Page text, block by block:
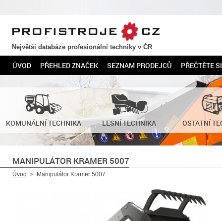
PROFISTROJE.CZ
Největší databáze profesionální techniky v ČR
ÚVOD PŘEHLED ZNAČEK SEZNAM PRODEJCŮ PŘEČTĚTE SI
KOMUNÁLNÍ TECHNIKA LESNÍ TECHNIKA OSTATNÍ
MANIPULÁTOR KRAMER 5007
Úvod Manipulátor Kramer 5007